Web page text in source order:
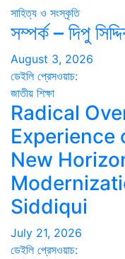
সাহিত্য ও সংস্কৃতি
সম্পর্ক – দিপু
August 3, 2026
ডেইলি প্রেসওয়াচ:
জাতীয় শিক্ষা
Radical
Experience
New
Siddiqui
July 21, 2026
ডেইলি প্রেসওয়াচ: